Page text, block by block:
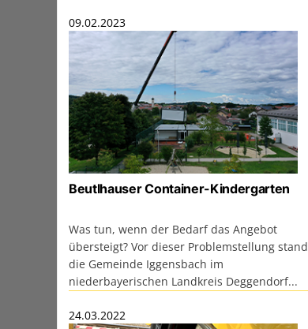
09.02.2023
Beutlhauser Container-Kindergarten
Was tun, wenn der Bedarf das Angebot
übersteigt? Vor dieser Problemstellung stand
die Gemeinde Iggensbach im
niederbayerischen Landkreis Deggendorf...
24.03.2022